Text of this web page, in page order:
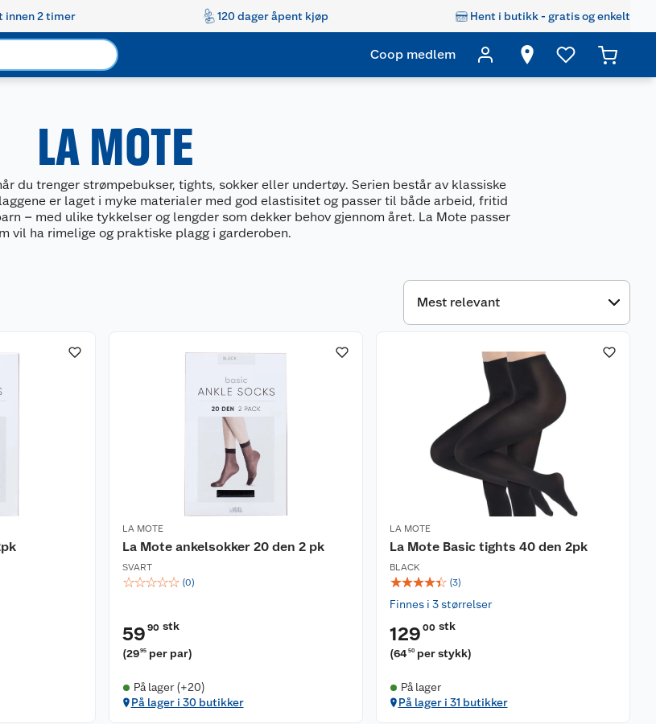
innen 2 timer 120 dager åpent kjøp Hent i butikk - gratis og enkelt
Coop medlem
LA MOTE
du trenger strømpebukser, tights, sokker eller undertøy. Serien består av klassiske
er laget i myke materialer med god elastisitet og passer til både arbeid, fritid
– med ulike tykkelser og lengder som dekker behov gjennom året. La Mote passer
vil ha rimelige og praktiske plagg i garderoben.
LA MOTE
La Mote ankelsokker 20 den 2 pk
SVART
☆☆☆☆☆ (0)
59 90 stk
(2995 per par)
På lager (+20)
På lager i 30 butikker
LA MOTE
La Mote Basic tights 40 den 2pk
BLACK
☆☆☆☆☆ (3)
Finnes i 3 størrelser
129 00 stk
(64 50 per stykk)
På lager
På lager i 31 butikker